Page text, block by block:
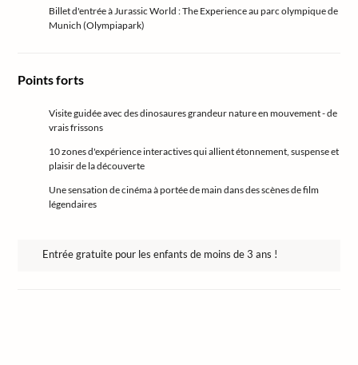
Billet d'entrée à Jurassic World : The Experience au parc olympique de
Munich (Olympiapark)
Points forts
Visite guidée avec des dinosaures grandeur nature en mouvement - de
vrais frissons
10 zones d'expérience interactives qui allient étonnement, suspense et
plaisir de la découverte
Une sensation de cinéma à portée de main dans des scènes de film
légendaires
Entrée gratuite pour les enfants de moins de 3 ans !